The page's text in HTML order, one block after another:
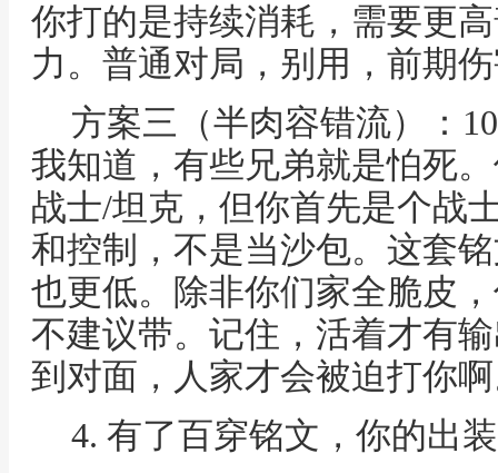
你打的是持续消耗，需要更
力。普通对局，别用，前期
方案三（半肉容错流）：
我知道，有些兄弟就是怕死
战士/坦克，但你首先是个战
和控制，不是当沙包。这套
也更低。除非你们家全脆皮
不建议带。记住，活着才有
到对面，人家才会被迫打你
4. 有了百穿铭文，你的出